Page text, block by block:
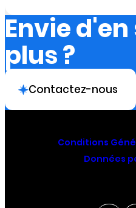
Envie
plus ?
Contactez-nous
Conditions
Données